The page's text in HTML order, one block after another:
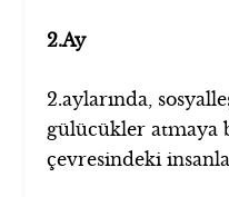
2.Ay
2.aylarında,
gülücükler atmaya
çevresindeki